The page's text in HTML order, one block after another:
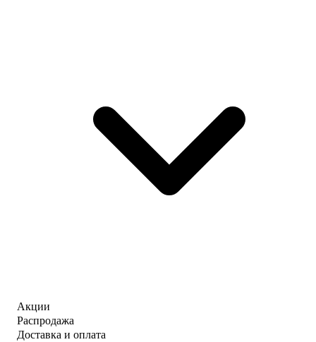
Акции
Распродажа
Доставка и оплата